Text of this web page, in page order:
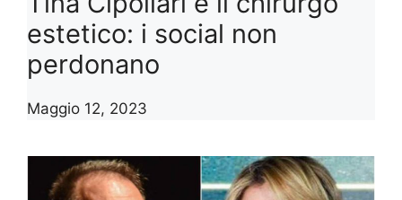
estetico: i social non
perdonano
Maggio 12, 2023